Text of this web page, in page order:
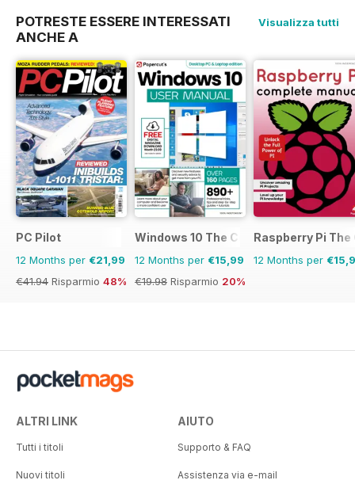
POTRESTE ESSERE INTERESSATI
ANCHE A
Visualizza tutti
PC Pilot
12 Months per €21,99
€41.94 Risparmio 48%
Windows 10 The Complete Manual
12 Months per €15,99
€19.98 Risparmio 20%
Raspberry Pi
12 Months per
ALTRI LINK
Tutti i titoli
Nuovi titoli
AIUTO
Supporto & FAQ
Assistenza via e-mail